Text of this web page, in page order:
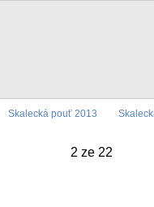
Skalecká pouť 2013
2 ze 22